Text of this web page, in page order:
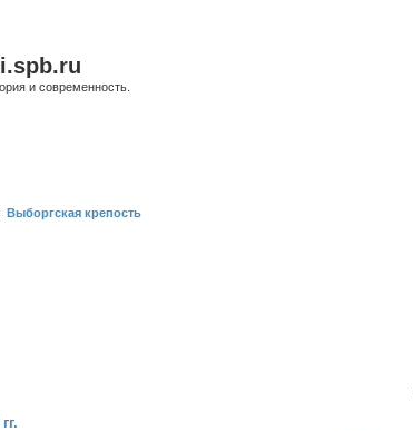
и современность.
Выборгская крепость